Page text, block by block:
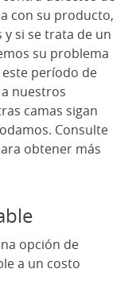
con su producto,
si se trata de un
su problema
período de
nuestros
camas sigan
Consulte
obtener más
opción de
a un costo